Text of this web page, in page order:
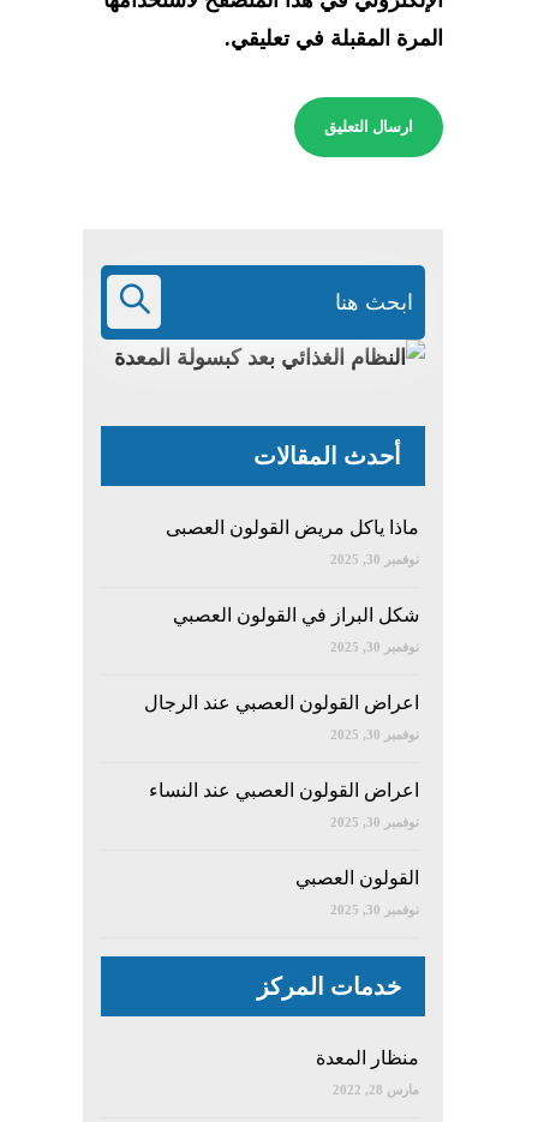
المرة المقبلة في تعليقي.
أحدث المقالات
ماذا ياكل مريض القولون العصبى
نوفمبر 30, 2025
شكل البراز في القولون العصبي
نوفمبر 30, 2025
اعراض القولون العصبي عند الرجال
نوفمبر 30, 2025
اعراض القولون العصبي عند النساء
نوفمبر 30, 2025
القولون العصبي
نوفمبر 30, 2025
خدمات المركز
منظار المعدة
مارس 28, 2022